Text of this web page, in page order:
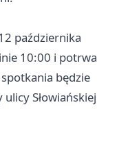
października
10:00 i potrwa
będzie
Słowiańskiej